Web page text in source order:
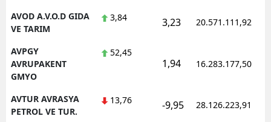
AVOD A.V.O.D GIDA
VE TARIM
3,84 3,23 20.571.111,92
AVPGY
AVRUPAKENT
GMYO
52,45
1,94 16.283.177,50
AVTUR AVRASYA
PETROL VE TUR.
13,76 -9,95 28.126.223,91